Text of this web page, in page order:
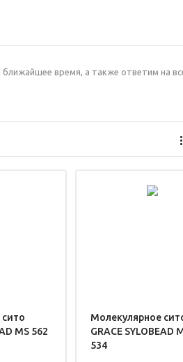
время, а также ответим на
MS 562
Молекулярное
GRACE SYLOBEAD
534